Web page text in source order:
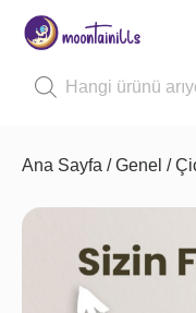
Ana Sayfa /Genel /